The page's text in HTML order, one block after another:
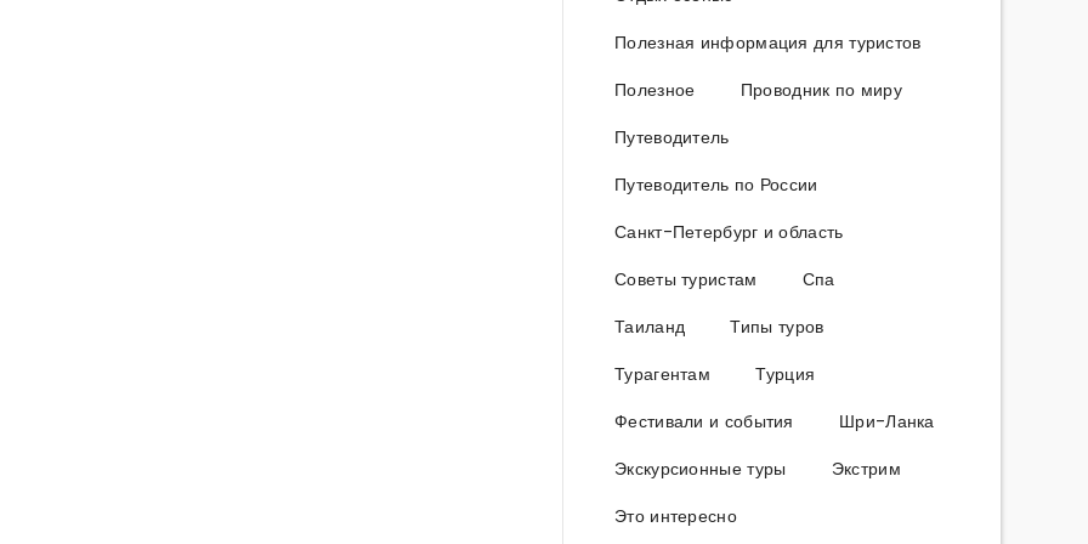
Полезная информация для туристов
Полезное
Проводник по миру
Путеводитель
Путеводитель по России
Санкт-Петербург и область
Советы туристам
Спа
Таиланд
Типы туров
Турагентам
Турция
Фестивали и события
Шри-Ланка
Экскурсионные туры
Экстрим
Это интересно